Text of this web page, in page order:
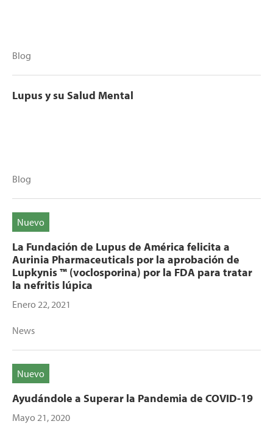
Blog
Lupus y su Salud Mental
Blog
Nuevo
La Fundación de Lupus de América felicita a
Aurinia Pharmaceuticals por la aprobación de
Lupkynis ™ (voclosporina) por la FDA para tratar
la nefritis lúpica
Enero 22, 2021
News
Nuevo
Ayudándole a Superar la Pandemia de COVID-19
Mayo 21, 2020